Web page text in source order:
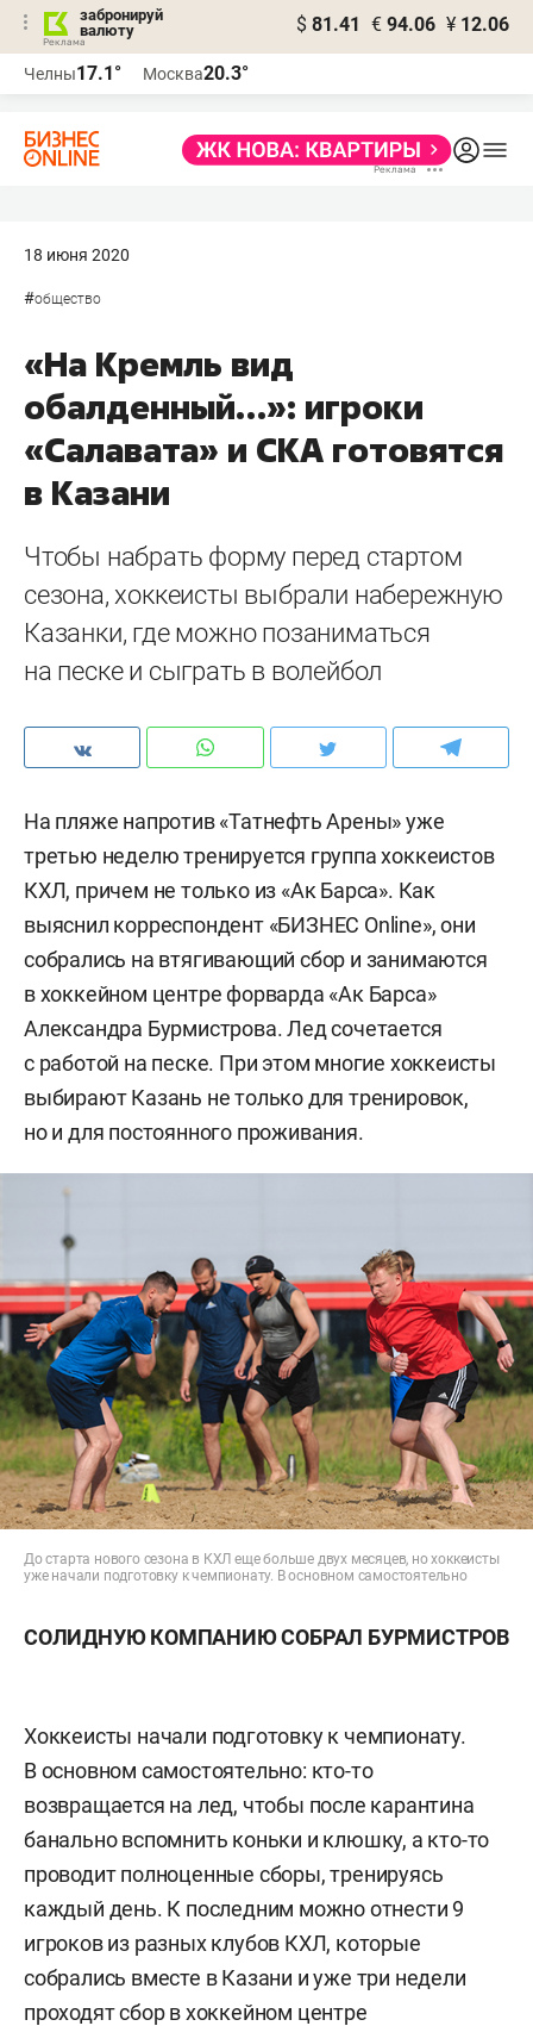
забронируй
валюту
$ 81.41 € 94.06 ¥ 12.06
Челны17.1° Москва20.3°
18 июня 2020
#общество
«На Кремль вид
обалденный…»: игроки
«Салавата» и СКА готовятся
в Казани
Чтобы набрать форму перед стартом
сезона, хоккеисты выбрали набережную
Казанки, где можно позаниматься
на песке и сыграть в волейбол
На пляже напротив «Татнефть Арены» уже
третью неделю тренируется группа хоккеистов
КХЛ, причем не только из «Ак Барса». Как
выяснил корреспондент «БИЗНЕС Online», они
собрались на втягивающий сбор и занимаются
в хоккейном центре форварда «Ак Барса»
Александра Бурмистрова. Лед сочетается
с работой на песке. При этом многие хоккеисты
выбирают Казань не только для тренировок,
но и для постоянного проживания.
До старта нового сезона в КХЛ еще больше двух месяцев, но хоккеисты
уже начали подготовку к чемпионату. В основном самостоятельно
СОЛИДНУЮ КОМПАНИЮ СОБРАЛ БУРМИСТРОВ
Хоккеисты начали подготовку к чемпионату.
В основном самостоятельно: кто-то
возвращается на лед, чтобы после карантина
банально вспомнить коньки и клюшку, а кто-то
проводит полноценные сборы, тренируясь
каждый день. К последним можно отнести 9
игроков из разных клубов КХЛ, которые
собрались вместе в Казани и уже три недели
проходят сбор в хоккейном центре